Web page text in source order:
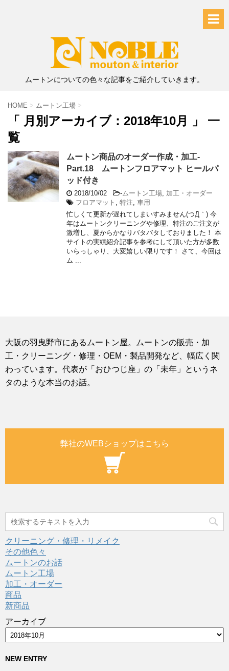
ムートンについての色々な記事をご紹介していきます。
HOME > ムートン工場 >
「 月別アーカイブ：2018年10月 」 一
覧
ムートン商品のオーダー作成・加工-
Part.18 ムートンフロアマット ヒールパ
ッド付き
2018/10/02 -ムートン工場, 加工・オーダー
フロアマット , 特注, 車用
忙しくて更新が遅れてしまいすみません(つД｀) 今
年はムートンクリーニングや修理、特注のご注文が
激増し、夏からかなりバタバタしておりました！ 本
サイトの実績紹介記事を参考にして頂いた方が多数
いらっしゃり、大変嬉しい限りです！ さて、今回は
ム ...
大阪の羽曳野市にあるムートン屋。ムートンの販売・加
工・クリーニング・修理・OEM・製品開発など、幅広く関
わっています。代表が「おひつじ座」の「未年」というネ
タのような本当のお話。
弊社のWEBショップはこちら
クリーニング・修理・リメイク
その他色々
ムートンのお話
ムートン工場
加工・オーダー
商品
新商品
アーカイブ
NEW ENTRY